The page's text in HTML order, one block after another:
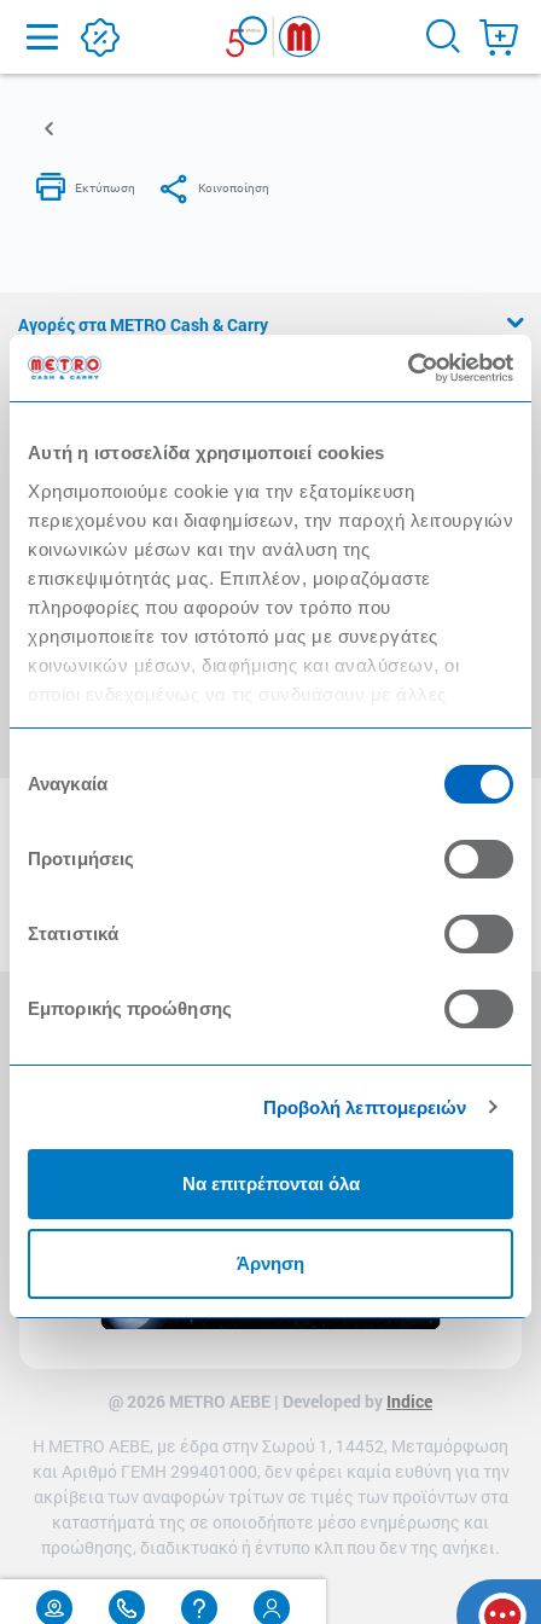
Αυτή η ιστοσελίδα χρησιμοποιεί cookies
Χρησιμοποιούμε cookie για την εξατομίκευση
περιεχομένου και διαφημίσεων, την παροχή λειτουργιών
κοινωνικών μέσων και την ανάλυση της
επισκεψιμότητάς μας. Επιπλέον, μοιραζόμαστε
πληροφορίες που αφορούν τον τρόπο που
χρησιμοποιείτε τον ιστότοπό μας με συνεργάτες
κοινωνικών μέσων, διαφήμισης και αναλύσεων, οι
οποίοι ενδεχομένως να τις συνδυάσουν με άλλες
πληροφορίες που τους έχετε παραχωρήσει ή τις οποίες
των υπηρεσιών τους.
συγκατάθεσης
Αναγκαία
Προτιμήσεις
Στατιστικά
Εμπορικής προώθησης
Προβολή λεπτομερειών
Να επιτρέπονται όλα
Άρνηση
Home
Αγορές στα METRO Cash & Carry
Εμπειρία METRO Cash & Carry
Η Αλυσίδα
Press Kit
Ο λογαριασμός μου
Τα METRO Cash & Carry δίπλα σας
Εταιρική Κοινωνική Ευθύνη
METRO ΑΕΒΕ
@ 2026 ΜETRO AEBE | Developed by Indice
Η METRO ΑΕΒΕ, με έδρα στην Σωρού 1, 14452, Μεταμόρφωση
και Αριθμό ΓΕΜΗ 299401000, δεν φέρει καμία ευθύνη για την
ακρίβεια των αναφορών τρίτων σε τιμές των προϊόντων στα
καταστήματά της σε οποιοδήποτε μέσο ενημέρωσης και
προώθησης, διαδικτυακό ή έντυπο κλπ που δεν της ανήκει.